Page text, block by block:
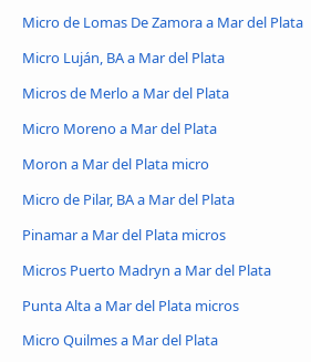
Micro de Lomas De Zamora a Mar del Plata
Micro Luján, BA a Mar del Plata
Micros de Merlo a Mar del Plata
Micro Moreno a Mar del Plata
Moron a Mar del Plata micro
Micro de Pilar, BA a Mar del Plata
Pinamar a Mar del Plata micros
Micros Puerto Madryn a Mar del Plata
Punta Alta a Mar del Plata micros
Micro Quilmes a Mar del Plata